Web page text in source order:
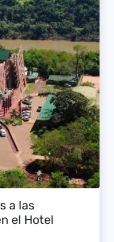
a las
el Hotel